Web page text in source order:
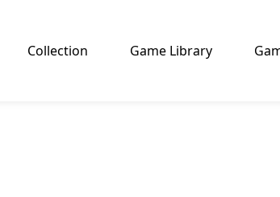
Collection Game Library